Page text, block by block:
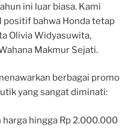
ini luar biasa. Kami
positif bahwa Honda tetap
Olivia Widyasuwita,
Makmur Sejati.
berbagai promo
yang sangat diminati:
harga hingga Rp 2.000.000